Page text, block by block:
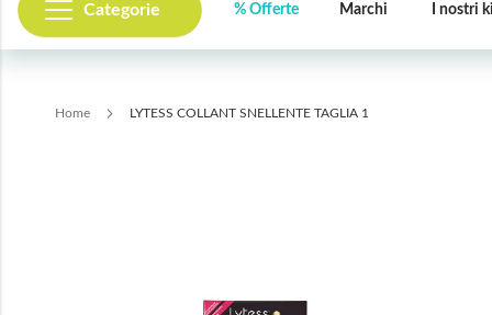
Categorie % Offerte Marchi I nostri
Home LYTESS COLLANT SNELLENTE TAGLIA 1